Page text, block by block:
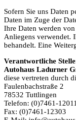
Sofern Sie uns Daten
Daten im Zuge der
Ihre Daten werden
Anliegens verwendet.
behandelt. Eine
Verantwortliche
Autohaus Ladurner
diese vertreten durch
Fau­len­bach­stra­ße 2
78532 Tutt­lin­gen
Telefon: (0)7461-12011
Fax: (0)7461-12303